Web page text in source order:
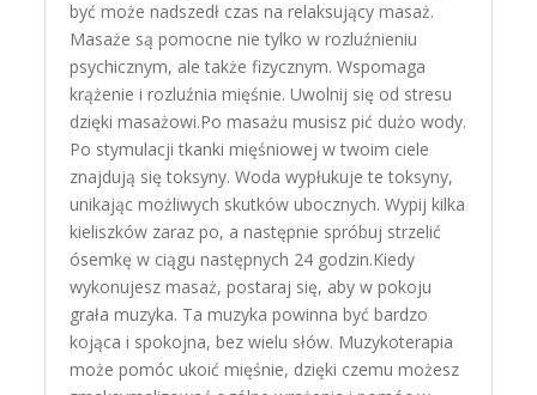
być może nadszedł czas na relaksujący masaż.
Masaże są pomocne nie tylko w rozluźnieniu
psychicznym, ale także fizycznym. Wspomaga
krążenie i rozluźnia mięśnie. Uwolnij się od stresu
dzięki masażowi.Po masażu musisz pić dużo wody.
Po stymulacji tkanki mięśniowej w twoim ciele
znajdują się toksyny. Woda wypłukuje te toksyny,
unikając możliwych skutków ubocznych. Wypij kilka
kieliszków zaraz po, a następnie spróbuj strzelić
ósemkę w ciągu następnych 24 godzin.Kiedy
wykonujesz masaż, postaraj się, aby w pokoju
grała muzyka. Ta muzyka powinna być bardzo
kojąca i spokojna, bez wielu słów. Muzykoterapia
może pomóc ukoić mięśnie, dzięki czemu możesz